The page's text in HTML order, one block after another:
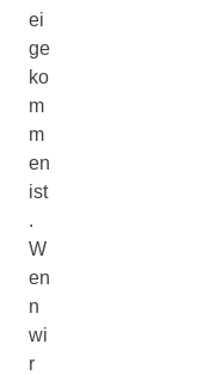
ei
ge
ko
m
m
en
ist
.
W
en
n
wi
r